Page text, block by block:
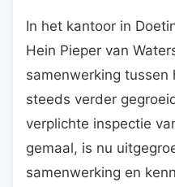
In het kantoor in
Hein Pieper van
samenwerking tussen
steeds verder
verplichte inspectie
gemaal, is nu
samenwerking en